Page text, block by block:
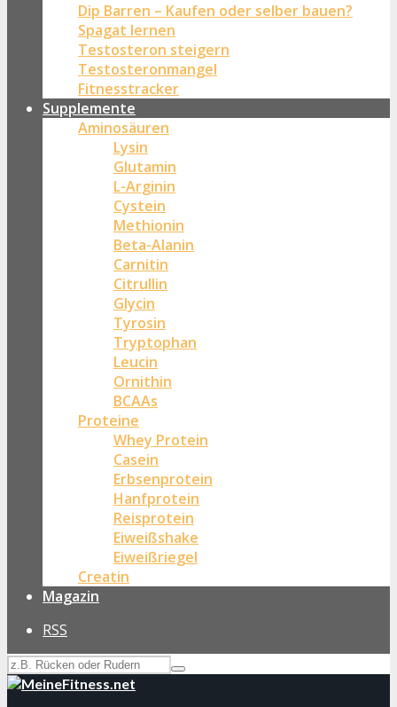
Dip Barren – Kaufen oder selber bauen?
Spagat lernen
Testosteron steigern
Testosteronmangel
Fitnesstracker
Supplemente
Aminosäuren
Lysin
Glutamin
L-Arginin
Cystein
Methionin
Beta-Alanin
Carnitin
Citrullin
Glycin
Tyrosin
Tryptophan
Leucin
Ornithin
BCAAs
Proteine
Whey Protein
Casein
Erbsenprotein
Hanfprotein
Reisprotein
Eiweißshake
Eiweißriegel
Creatin
Magazin
RSS